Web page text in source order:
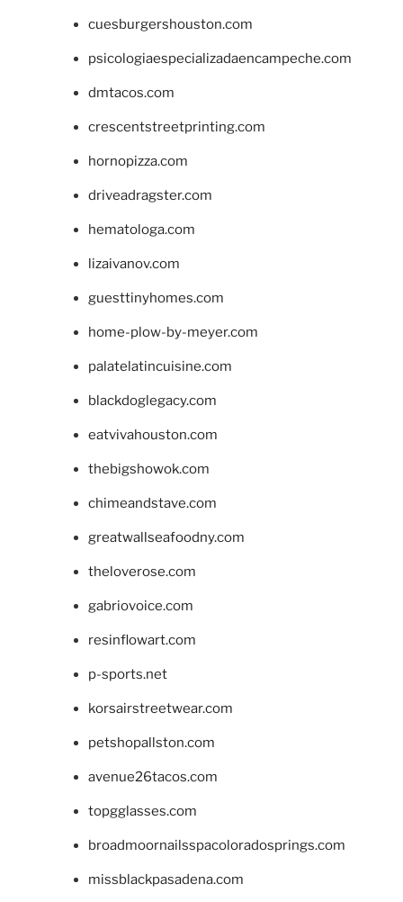
cuesburgershouston.com
psicologiaespecializadaencampeche.com
dmtacos.com
crescentstreetprinting.com
hornopizza.com
driveadragster.com
hematologa.com
lizaivanov.com
guesttinyhomes.com
home-plow-by-meyer.com
palatelatincuisine.com
blackdoglegacy.com
eatvivahouston.com
thebigshowok.com
chimeandstave.com
greatwallseafoodny.com
theloverose.com
gabriovoice.com
resinflowart.com
p-sports.net
korsairstreetwear.com
petshopallston.com
avenue26tacos.com
topgglasses.com
broadmoornailsspacoloradosprings.com
missblackpasadena.com